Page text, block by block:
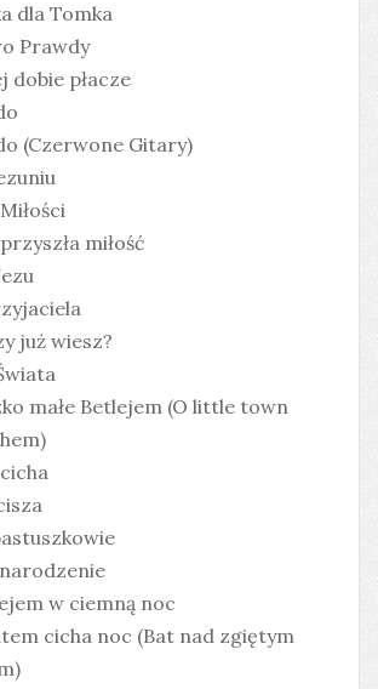
dla Tomka
Prawdy
dobie płacze
(Czerwone Gitary)
miłość
już wiesz?
małe Betlejem (O little town
w ciemną noc
cicha noc (Bat nad zgiętym